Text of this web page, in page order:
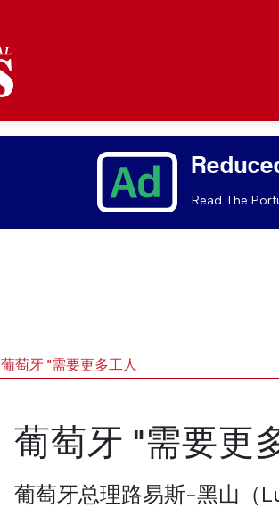
Read The
葡萄牙 "需要更多工人
葡萄牙 "需要更
葡萄牙总理路易斯-黑山（